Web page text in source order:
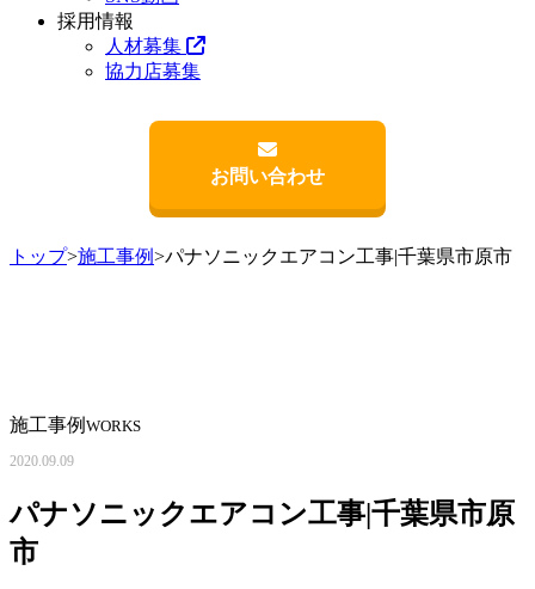
採用情報
人材募集
協力店募集
お問い合わせ
トップ>施工事例>パナソニックエアコン工事|千葉県市原市
施工事例 WORKS
2020.09.09
パナソニックエアコン工事|千葉県市原
市